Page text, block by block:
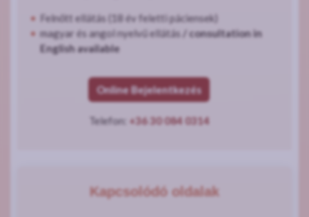
Felnőtt ellátás (18 év feletti páciensek)
magyar és angol nyelvű ellátás / consultation in
English available
Online Bejelentkezés
Telefon: +36 30 084 0314
Kapcsolódó oldalak